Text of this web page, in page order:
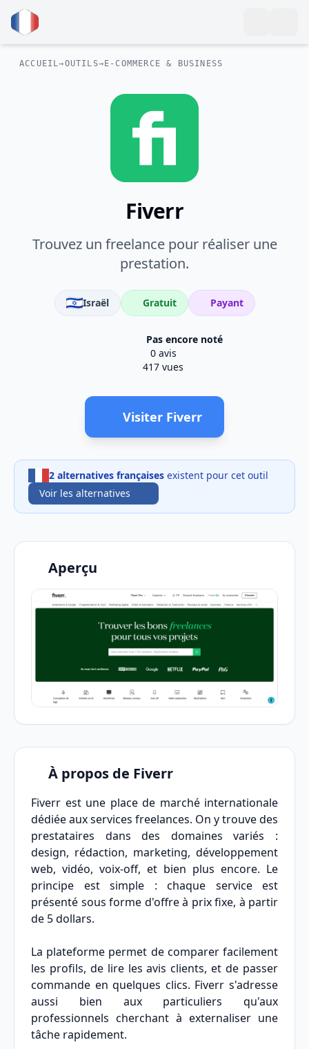
ACCUEIL→OUTILS→ E-COMMERCE & BUSINESS
Fiverr
Trouvez un freelance pour réaliser une
prestation.
Israël Gratuit Payant
Pas encore noté
0 avis
417 vues
Visiter Fiverr
2 alternatives françaises existent pour cet outil
Voir les alternatives
Aperçu
À propos de Fiverr
Fiverr est une place de marché internationale
dédiée aux services freelances. On y trouve des
prestataires dans des domaines variés :
design, rédaction, marketing, développement
web, vidéo, voix-off, et bien plus encore. Le
principe est simple : chaque service est
présenté sous forme d'offre à prix fixe, à partir
de 5 dollars.
La plateforme permet de comparer facilement
les profils, de lire les avis clients, et de passer
commande en quelques clics. Fiverr s'adresse
aussi bien aux particuliers qu'aux
professionnels cherchant à externaliser une
tâche rapidement.